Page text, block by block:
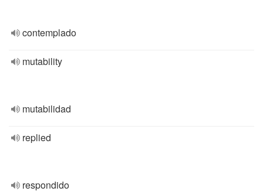
contemplado
mutability
mutabilidad
replied
respondido